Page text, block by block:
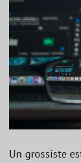
Un grossiste